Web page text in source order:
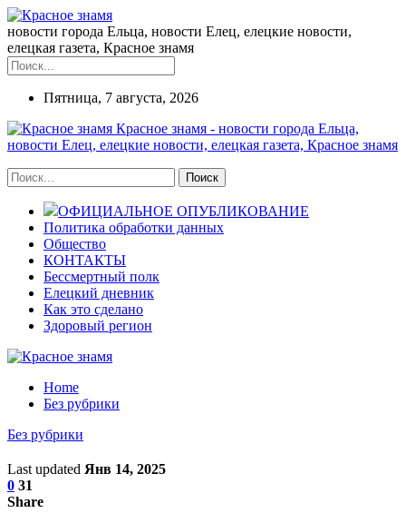
новости города Ельца, новости Елец, елецкие новости,
елецкая газета, Красное знамя
Пятница, 7 августа, 2026
Красное знамя - новости города Ельца,
новости Елец, елецкие новости, елецкая газета, Красное знамя
ОФИЦИАЛЬНОЕ ОПУБЛИКОВАНИЕ
Политика обработки данных
Общество
КОНТАКТЫ
Бессмертный полк
Елецкий дневник
Как это сделано
Здоровый регион
Home
Без рубрики
Без рубрики
Last updated Янв 14, 2025
0 31
Share